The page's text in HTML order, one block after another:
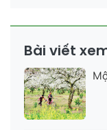
Bài viết